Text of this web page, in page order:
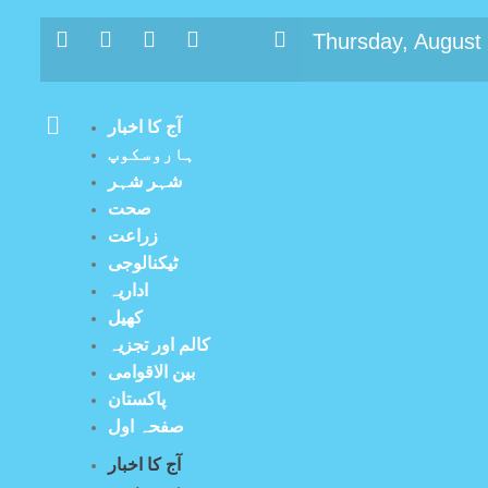
Thursday,
آج کا اخبار
ہاروسکوپ
شہر شہر
صحت
زراعت
ٹیکنالوجی
اداریہ
کھیل
کالم اور تجزیہ
بین الاقوامی
پاکستان
صفحہ اول
آج کا اخبار